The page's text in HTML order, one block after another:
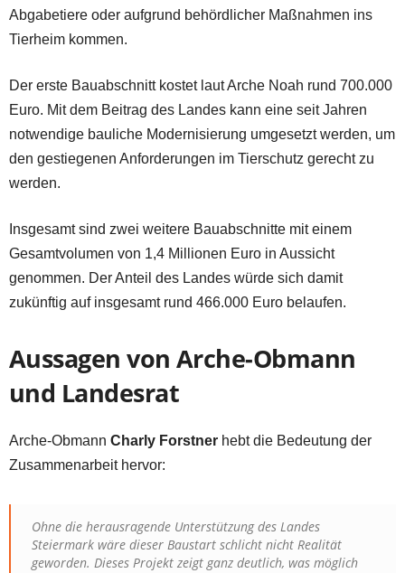
Abgabetiere oder aufgrund behördlicher Maßnahmen ins
Tierheim kommen.
Der erste Bauabschnitt kostet laut Arche Noah rund 700.000
Euro. Mit dem Beitrag des Landes kann eine seit Jahren
notwendige bauliche Modernisierung umgesetzt werden, um
den gestiegenen Anforderungen im Tierschutz gerecht zu
werden.
Insgesamt sind zwei weitere Bauabschnitte mit einem
Gesamtvolumen von 1,4 Millionen Euro in Aussicht
genommen. Der Anteil des Landes würde sich damit
zukünftig auf insgesamt rund 466.000 Euro belaufen.
Aussagen von Arche-Obmann
und Landesrat
Arche-Obmann Charly Forstner hebt die Bedeutung der
Zusammenarbeit hervor:
Ohne die herausragende Unterstützung des Landes
Steiermark wäre dieser Baustart schlicht nicht Realität
geworden. Dieses Projekt zeigt ganz deutlich, was möglich